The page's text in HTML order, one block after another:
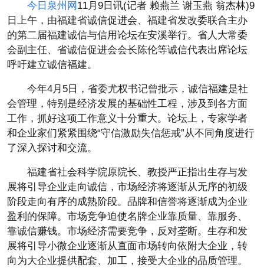
今日泉州网 11月9日讯(记者 赖燕兰 谢玉燕 翁杰林)9
日上午，由福建省诚信促进会、福建省发改委联合主办
的第二届福建诚信与信用论坛在安溪举行。省人大常委
会副主任、省诚信促进会会长陈伦等诚信代表出席论坛
呼吁建立诚信福建。
今年4月5日，省委尤权书记曾批示，诚信福建是社
会管理，特别是经济发展的基础性工程，涉及到各方面
工作，抓好这项工作意义十分重大。论坛上，专家学者
和企业家们紧紧围绕“守信激励失信惩戒”从不同角度进行
了深入探讨和交流。
福建省社会科学院原院长、教授严正指出生存与发
展将引导企业走向诚信，市场经济将逐渐从无序的初级
阶段走向有序的成熟阶段。品牌和信誉将逐渐成为企业
盈利的保障。市场竞争迫使名牌企业靠质量、靠服务、
靠诚信赚钱。市场经济需要竞争，反对垄断。生存和发
展将引导小微企业逐渐从直面市场转向依附大企业，转
向为大企业提供配套、加工，接受大企业的品质管理。